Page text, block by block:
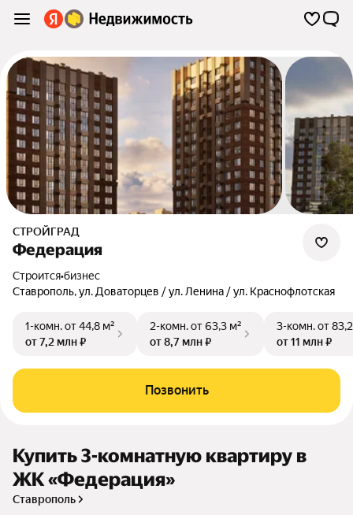
СТРОЙГРАД
Федерация
Строится•бизнес
Ставрополь,ул. Доваторцев / ул. Ленина / ул. Краснофлотская
1-комн.от 44,8 м²
от 7,2 млн ₽
2-комн.от 63,3 м²
от 8,7 млн ₽
3-комн.от
от 11 млн ₽
Позвонить
Купить 3-комнатную квартиру в
ЖК «Федерация»
Ставрополь